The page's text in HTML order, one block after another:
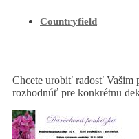
Countryfield
Chcete urobiť radosť Vašim
rozhodnúť pre konkrétnu